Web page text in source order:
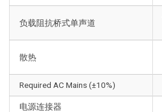
负载阻抗桥式单声道
散热
Required AC Mains (±10%)
电源连接器